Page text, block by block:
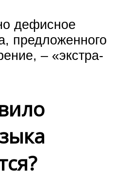
дефисное
предложенного
– «экстра-